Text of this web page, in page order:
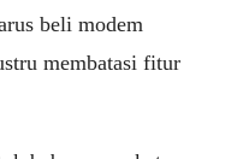
beli modem
membatasi fitur